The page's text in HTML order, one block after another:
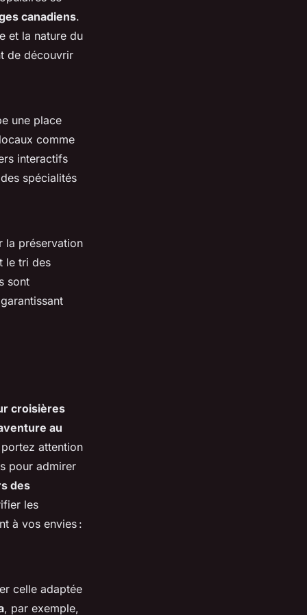
canadiens.
et la nature du
de découvrir
une place
comme
interactifs
spécialités
la préservation
le tri des
sont
croisières
au
attention
pour admirer
des
les
à vos envies :
celle adaptée
, par exemple,